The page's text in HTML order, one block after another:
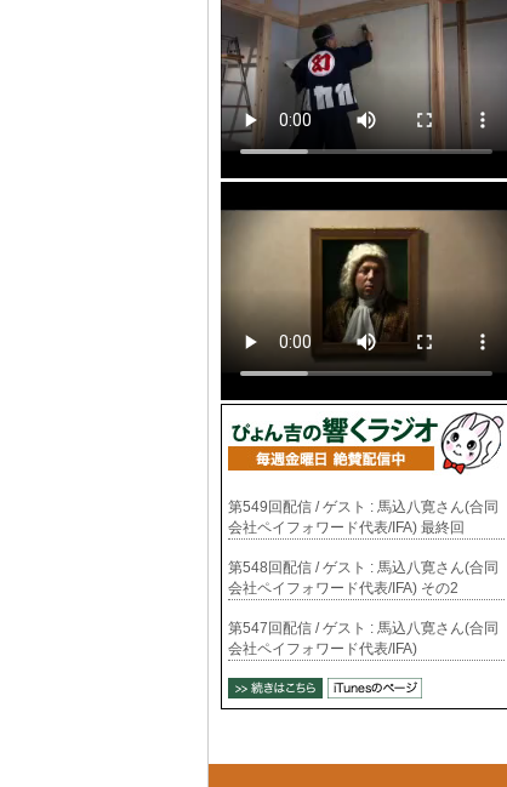
第549回配信 / ゲスト : 馬込八寛さん(合同
会社ペイフォワード代表/IFA) 最終回
第548回配信 / ゲスト : 馬込八寛さん(合同
会社ペイフォワード代表/IFA) その2
第547回配信 / ゲスト : 馬込八寛さん(合同
会社ペイフォワード代表/IFA)